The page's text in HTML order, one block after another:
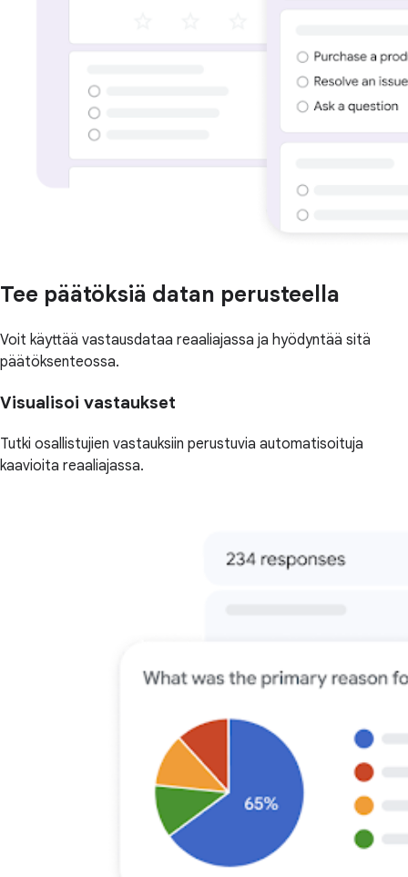
Tee päätöksiä datan perusteella
Voit käyttää vastausdataa reaaliajassa ja hyödyntää sitä
päätöksenteossa.
Visualisoi vastaukset
Tutki osallistujien vastauksiin perustuvia automatisoituja
kaavioita reaaliajassa.